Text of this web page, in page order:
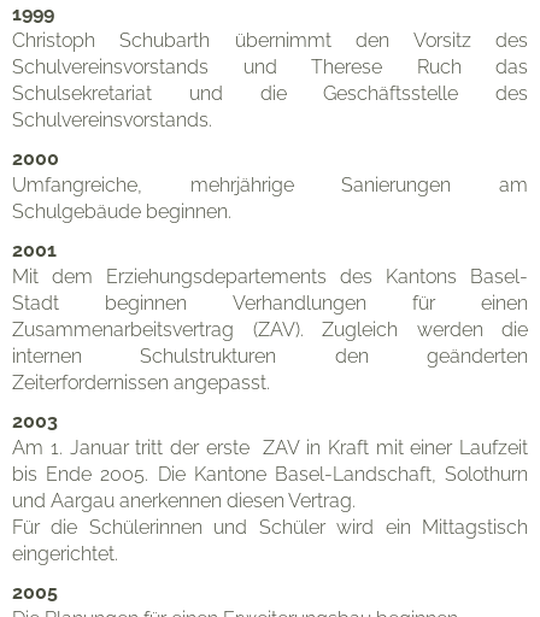
1999
Christoph Schubarth übernimmt den Vorsitz des
Schulvereinsvorstands und Therese Ruch das
Schulsekretariat und die Geschäftsstelle des
Schulvereinsvorstands.
2000
Umfangreiche, mehrjährige Sanierungen am
Schulgebäude beginnen.
2001
Mit dem Erziehungsdepartements des Kantons Basel-
Stadt beginnen Verhandlungen für einen
Zusammenarbeitsvertrag (ZAV). Zugleich werden die
internen Schulstrukturen den geänderten
Zeiterfordernissen angepasst.
2003
Am 1. Januar tritt der erste ZAV in Kraft mit einer Laufzeit
bis Ende 2005. Die Kantone Basel-Landschaft, Solothurn
und Aargau anerkennen diesen Vertrag.
Für die Schülerinnen und Schüler wird ein Mittagstisch
eingerichtet.
2005